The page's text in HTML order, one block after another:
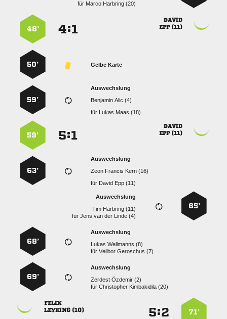
für   

 
:
48’
Gelbe Karte
50’
Auswechslung
  
für   
59’

 
:
59’
Auswechslung
   
für   
63’
65’
Auswechslung
  
für    
Auswechslung
  
für  
68’
Auswechslung
  
für  
69’
71’
:

 